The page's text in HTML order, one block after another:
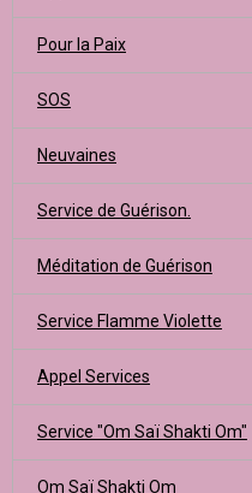
Pour la Paix
SOS
Neuvaines
Service de Guérison.
Méditation de Guérison
Service Flamme Violette
Appel Services
Service "Om Saï Shakti Om"
Om Saï Shakti Om